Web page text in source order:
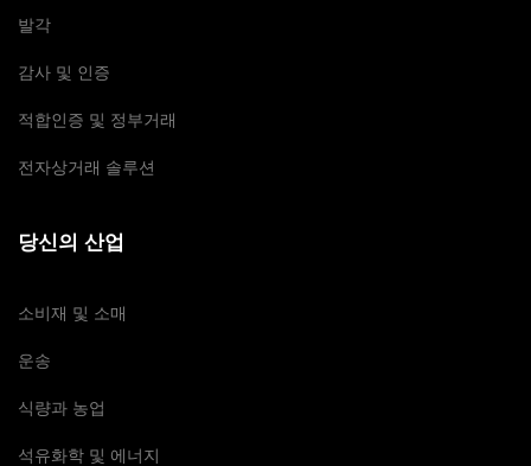
발각
감사 및 인증
적합인증 및 정부거래
전자상거래 솔루션
당신의 산업
소비재 및 소매
운송
식량과 농업
석유화학 및 에너지